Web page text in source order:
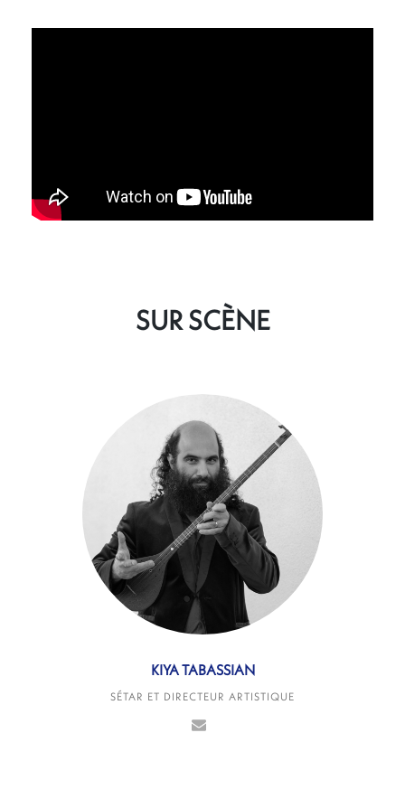
SUR SCÈNE
KIYA TABASSIAN
SÉTAR ET DIRECTEUR ARTISTIQUE